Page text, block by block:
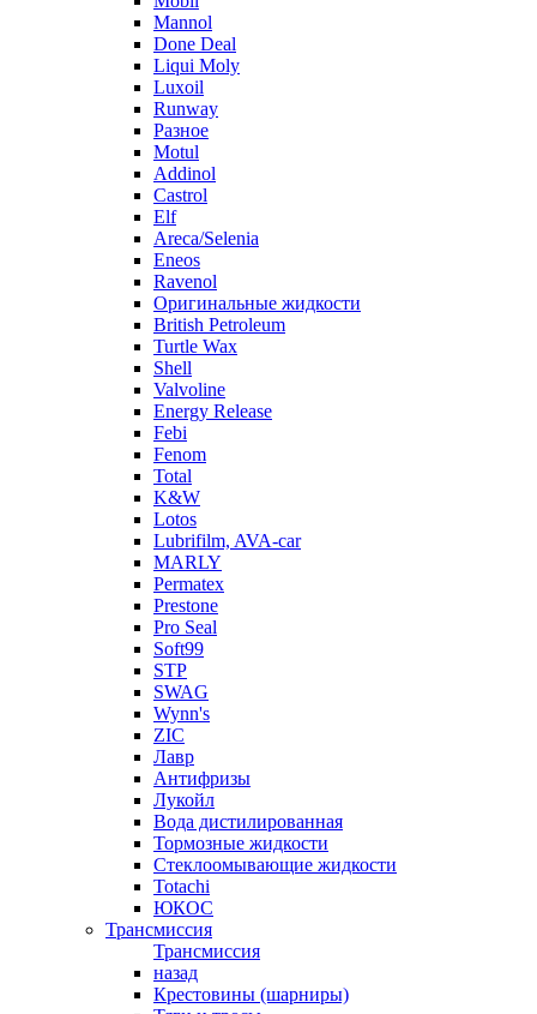
Mannol
Done Deal
Liqui Moly
Luxoil
Runway
Разное
Motul
Addinol
Castrol
Elf
Areca/Selenia
Eneos
Ravenol
Оригинальные жидкости
British Petroleum
Turtle Wax
Shell
Valvoline
Energy Release
Febi
Fenom
Total
K&W
Lotos
Lubrifilm, AVA-car
MARLY
Permatex
Prestone
Pro Seal
Soft99
STP
SWAG
Wynn's
ZIC
Лавр
Антифризы
Лукойл
Вода дистилированная
Тормозные жидкости
Стеклоомывающие жидкости
Totachi
ЮКОС
Трансмиссия
Трансмиссия
назад
Крестовины (шарниры)